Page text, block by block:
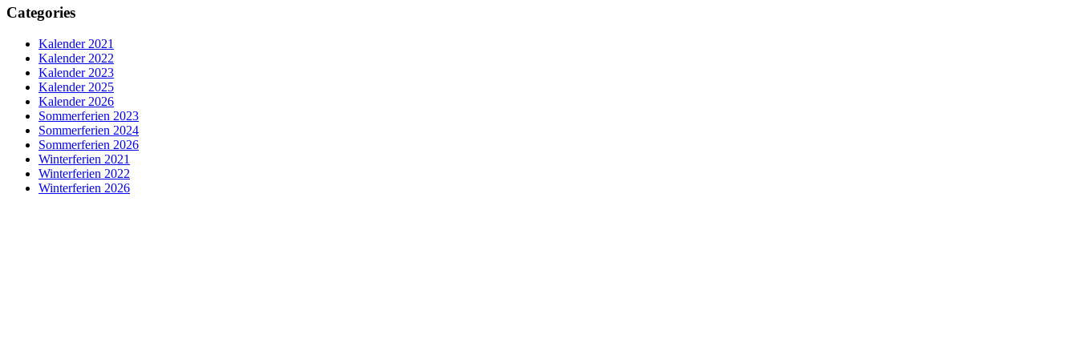
Categories
Kalender 2021
Kalender 2022
Kalender 2023
Kalender 2025
Kalender 2026
Sommerferien 2023
Sommerferien 2024
Sommerferien 2026
Winterferien 2021
Winterferien 2022
Winterferien 2026